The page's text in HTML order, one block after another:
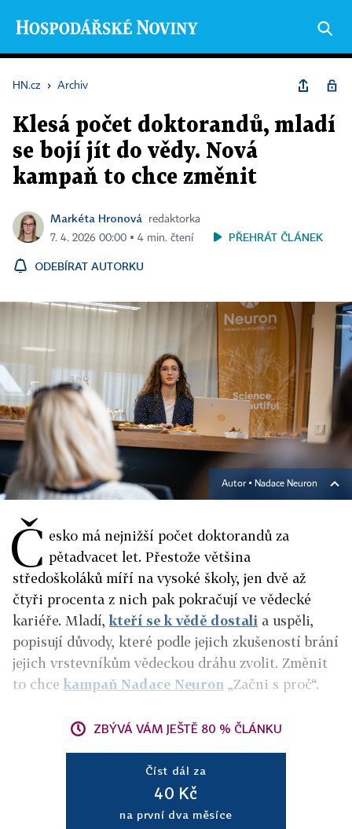
HN.cz › Archiv
Klesá počet doktorandů, mladí
se bojí jít do vědy. Nová
kampaň to chce změnit
Markéta Hronová
redaktorka
7. 4. 2026 00:00 ▪ 4 min. čtení
PŘEHRÁT ČLÁNEK
ODEBÍRAT AUTORKU
Autor ▪ Nadace Neuron
Č esko má nejnižší počet doktorandů za
pětadvacet let. Přestože většina
středoškoláků míří na vysoké školy, jen dvě až
čtyři procenta z nich pak pokračují ve vědecké
kariéře. Mladí,kteří se k vědě dostali a uspěli,
popisují důvody, které podle jejich zkušeností brání
jejich vrstevníkům vědeckou dráhu zvolit. Změnit
to chce kampaň Nadace Neuron „Začni s proč“.
ZBÝVÁ VÁM JEŠTĚ 80 % ČLÁNKU
Číst dál za
40 Kč
na první dva měsíce